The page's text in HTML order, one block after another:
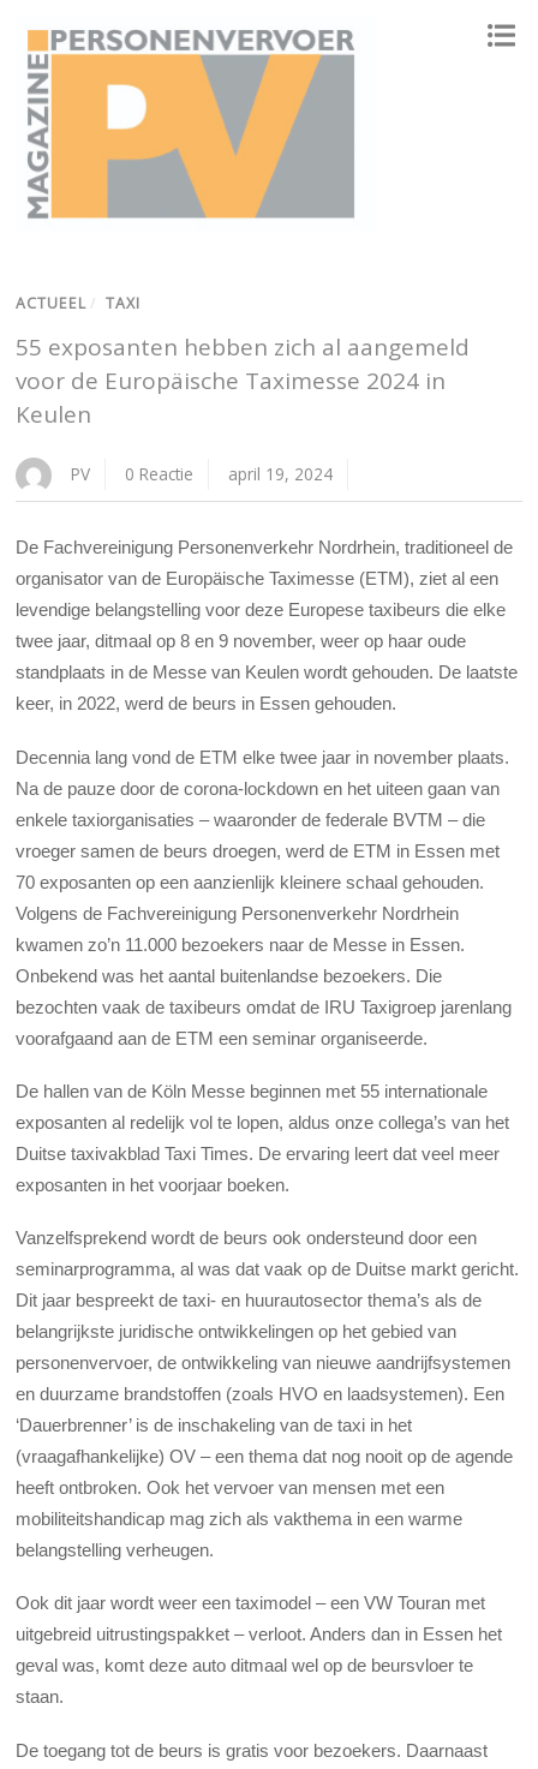
ACTUEEL / TAXI
55 exposanten hebben zich al aangemeld
voor de Europäische Taximesse 2024 in
Keulen
PV 0 Reactie april 19, 2024
De Fachvereinigung Personenverkehr Nordrhein, traditioneel de
organisator van de Europäische Taximesse (ETM), ziet al een
levendige belangstelling voor deze Europese taxibeurs die elke
twee jaar, ditmaal op 8 en 9 november, weer op haar oude
standplaats in de Messe van Keulen wordt gehouden. De laatste
keer, in 2022, werd de beurs in Essen gehouden.
Decennia lang vond de ETM elke twee jaar in november plaats.
Na de pauze door de corona-lockdown en het uiteen gaan van
enkele taxiorganisaties – waaronder de federale BVTM – die
vroeger samen de beurs droegen, werd de ETM in Essen met
70 exposanten op een aanzienlijk kleinere schaal gehouden.
Volgens de Fachvereinigung Personenverkehr Nordrhein
kwamen zo’n 11.000 bezoekers naar de Messe in Essen.
Onbekend was het aantal buitenlandse bezoekers. Die
bezochten vaak de taxibeurs omdat de IRU Taxigroep jarenlang
voorafgaand aan de ETM een seminar organiseerde.
De hallen van de Köln Messe beginnen met 55 internationale
exposanten al redelijk vol te lopen, aldus onze collega’s van het
Duitse taxivakblad Taxi Times. De ervaring leert dat veel meer
exposanten in het voorjaar boeken.
Vanzelfsprekend wordt de beurs ook ondersteund door een
seminarprogramma, al was dat vaak op de Duitse markt gericht.
Dit jaar bespreekt de taxi- en huurautosector thema’s als de
belangrijkste juridische ontwikkelingen op het gebied van
personenvervoer, de ontwikkeling van nieuwe aandrijfsystemen
en duurzame brandstoffen (zoals HVO en laadsystemen). Een
‘Dauerbrenner’ is de inschakeling van de taxi in het
(vraagafhankelijke) OV – een thema dat nog nooit op de agende
heeft ontbroken. Ook het vervoer van mensen met een
mobiliteitshandicap mag zich als vakthema in een warme
belangstelling verheugen.
Ook dit jaar wordt weer een taximodel – een VW Touran met
uitgebreid uitrustingspakket – verloot. Anders dan in Essen het
geval was, komt deze auto ditmaal wel op de beursvloer te
staan.
De toegang tot de beurs is gratis voor bezoekers. Daarnaast